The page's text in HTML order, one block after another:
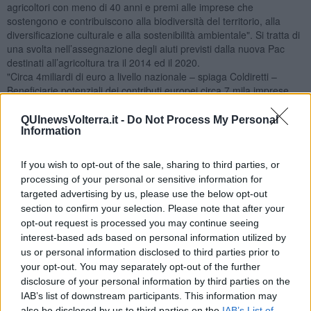
QUInewsVolterra.it - Do Not Process My Personal
Information
If you wish to opt-out of the sale, sharing to third parties, or
processing of your personal or sensitive information for
targeted advertising by us, please use the below opt-out
section to confirm your selection. Please note that after your
opt-out request is processed you may continue seeing
interest-based ads based on personal information utilized by
us or personal information disclosed to third parties prior to
your opt-out. You may separately opt-out of the further
disclosure of your personal information by third parties on the
IAB’s list of downstream participants. This information may
agricoltori con meno di 40 anni e premi alle imprese che
sostengono e contribuiscono alla biodiversità del territorio, alla
diversificazione culturale e alla sostenibilità ambientale". Si tratta di
una svolta nell’assegnazione degli aiuti previsti dalla nuova Pac
destinati all’agricoltura tra il 2014 ed il 2020.
"Circa 4miliardi di euro a livello nazionale – spiaga Coldiretti –
Beneficiarie potenziali dei contributi europei circa 7 mila imprese.
anche produzioni come l’orticoltura e la viticoltura fino ad ora
lasciate fuori. Ci saranno più risorse, e questo sarà
la zootecnia da carne e da latte, gli ovicaprini, l’olivicoltura e la
cerealicoltura. Comparti che sul territorio provinciale producono
una buona fetta del Pil agricolo".
Per Fabrizio Filippi, presidente provinciale Coldiretti, è il risultato di
una battaglia non facile: "si apre una nuova era nei criteri e nei
modi di assegnazione delle risorse che premiano finalmente la vera
agricoltura, quella fatta da chi di agricoltura vive ogni giorno, e
bandiscono le rendite e la casta degli intoccabili formata da soggetti
che nulla avevano da spartire con l’agricoltura attiva". "Esclusi dalla
nuova Pac, ed inseriti nella black list, banche - aggiunge - società
finanziarie, assicurative e immobiliari che rappresentano lo 0,2%